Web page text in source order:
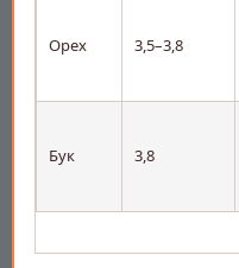
Орех 3,5–3,8
Бук 3,8